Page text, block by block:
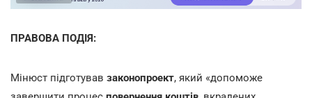
ПРАВОВА ПОДІЯ:
Мінюст підготував законопроект, який «допоможе